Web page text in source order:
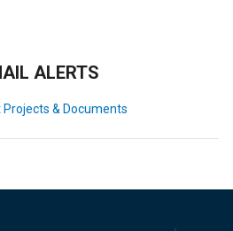
ALERTS
& Documents